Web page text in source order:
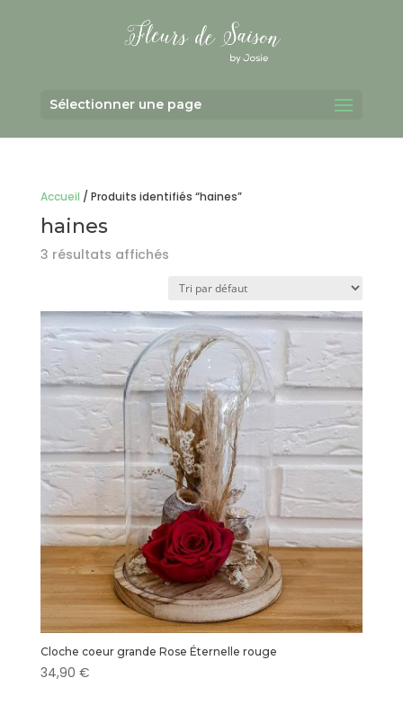
Sélectionner une page
Accueil / Produits identifiés “haines”
haines
3 résultats affichés
Cloche coeur grande Rose Éternelle rouge
34,90 €